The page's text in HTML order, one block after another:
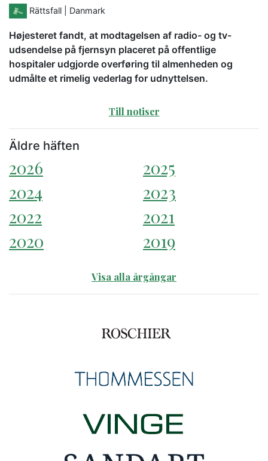
Rättsfall | Danmark
Højesteret fandt, at modtagelsen af radio- og tv-
udsendelse på fjernsyn placeret på offentlige
hospitaler udgjorde overføring til almenheden og
udmålte et rimelig vederlag for udnyttelsen.
Till notiser
Äldre häften
2026
2025
2024
2023
2022
2021
2020
2019
Visa alla årgångar